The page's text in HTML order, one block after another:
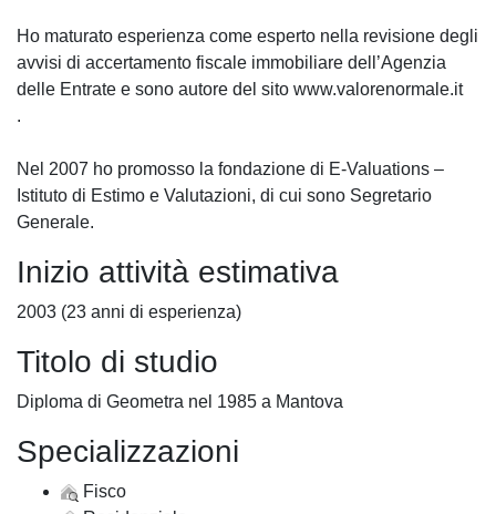
Ho maturato esperienza come esperto nella revisione degli
avvisi di accertamento fiscale immobiliare dell’Agenzia
delle Entrate e sono autore del sito www.valorenormale.it
.
Nel 2007 ho promosso la fondazione di E-Valuations –
Istituto di Estimo e Valutazioni, di cui sono Segretario
Generale.
Inizio attività estimativa
2003 (23 anni di esperienza)
Titolo di studio
Diploma di Geometra nel 1985 a Mantova
Specializzazioni
Fisco